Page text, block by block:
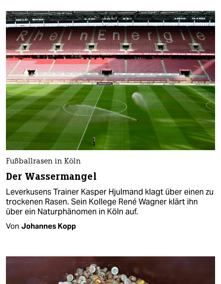
Fußballrasen in Köln
Der Wassermangel
Leverkusens Trainer Kasper Hjulmand klagt über einen zu
trockenen Rasen. Sein Kollege René Wagner klärt ihn
über ein Naturphänomen in Köln auf.
Von Johannes Kopp